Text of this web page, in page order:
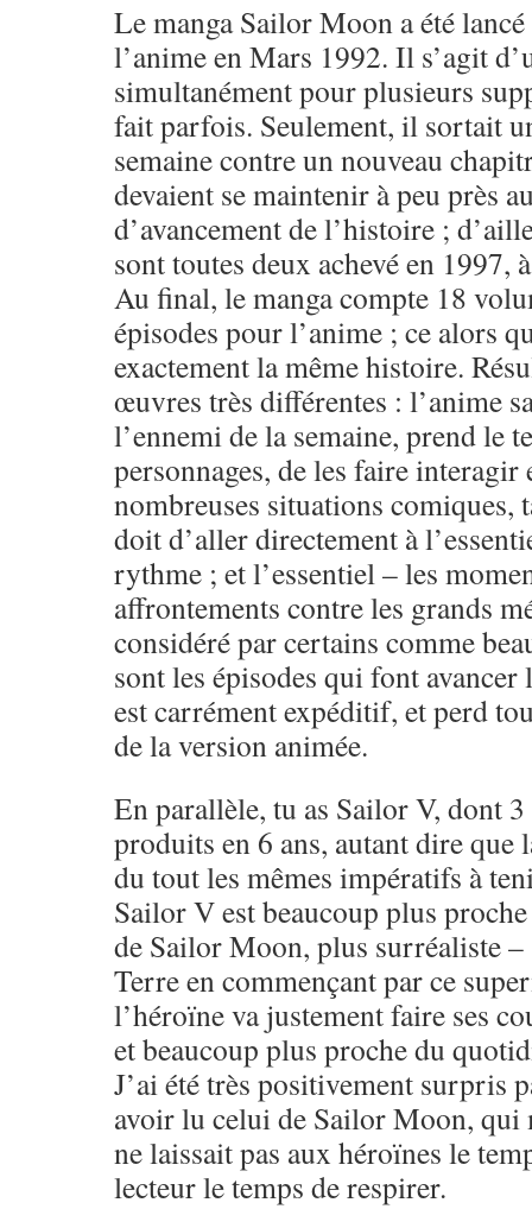
Le manga Sailor Moon a été
l’anime en Mars 1992. Il s’agit
simultanément pour plusieurs
fait parfois. Seulement, il sortait
semaine contre un nouveau
devaient se maintenir à peu près
d’avancement de l’histoire ;
sont toutes deux achevé en 1997,
Au final, le manga compte 18
épisodes pour l’anime ; ce alors
exactement la même histoire.
œuvres très différentes : l’anime
l’ennemi de la semaine, prend le
personnages, de les faire interagir
nombreuses situations comiques,
doit d’aller directement à
rythme ; et l’essentiel – les
affrontements contre les grands
considéré par certains comme
sont les épisodes qui font
est carrément expéditif, et perd
de la version animée.
En parallèle, tu as Sailor V, dont
produits en 6 ans, autant dire que
du tout les mêmes impératifs à
Sailor V est beaucoup plus
de Sailor Moon, plus surréaliste
Terre en commençant par ce
l’héroïne va justement faire ses
et beaucoup plus proche du
J’ai été très positivement surpris
avoir lu celui de Sailor Moon, qui
ne laissait pas aux héroïnes le
lecteur le temps de respirer.